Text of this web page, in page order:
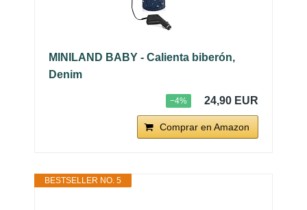
MINILAND BABY - Calienta biberón,
Denim
−4% 24,90 EUR
Comprar en Amazon
BESTSELLER NO. 5